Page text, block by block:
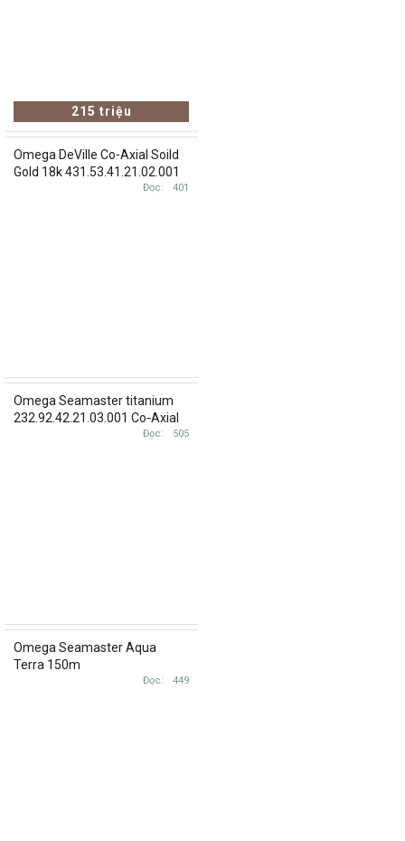
215 triệu
Omega DeVille Co-Axial Soild
Gold 18k 431.53.41.21.02.001
Đọc 401
Omega Seamaster titanium
232.92.42.21.03.001 Co‑Axial
42 Mm Blue dial lướt 2023
Đọc 505
Omega Seamaster Aqua
Terra 150m
231.53.39.21.08.001 vàng khối
Đọc 449